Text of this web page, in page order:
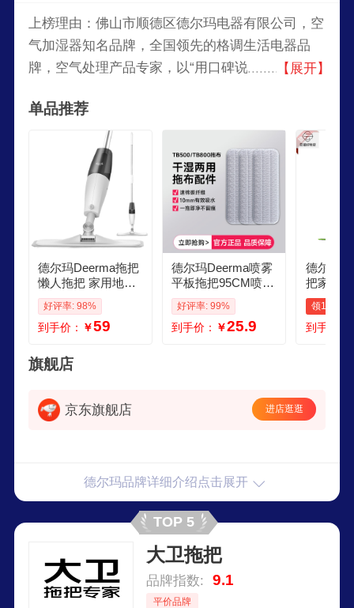
上榜理由：佛山市顺德区德尔玛电器有限公司，空
气加湿器知名品牌，全国领先的格调生活电器品
牌，空气处理产品专家，以“用口碑说话”为品牌理
【展开】
单品推荐
德尔玛Deerma拖把
懒人拖把 家用地板
喷雾 喷水拖把 平板
洗脱一体拖把家用
喷水懒人拖 TB500
好评率: 98%
到手价： ￥59
德尔玛Deerma喷雾
平板拖把95CM喷水
距离 不提桶 可加消
毒液 擦地喷水拖把
TB500 原装正品专
好评率: 99%
到手价： ￥25.9
德尔玛
把家用
板拖把
人拖布
把含一
领1元券
到手价：
旗舰店
京东旗舰店 进店逛逛
德尔玛品牌详细介绍点击展开
TOP 5
大卫拖把
品牌指数: 9.1
平价品牌